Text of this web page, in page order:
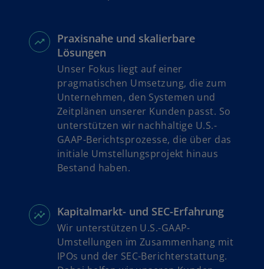
n
t
Praxisnahe und skalierbare
Lösungen
Unser Fokus liegt auf einer
pragmatischen Umsetzung, die zum
Unternehmen, den Systemen und
Zeitplänen unserer Kunden passt. So
unterstützen wir nachhaltige U.S.-
GAAP-Berichtsprozesse, die über das
initiale Umstellungsprojekt hinaus
Bestand haben.
Kapitalmarkt- und SEC-Erfahrung
Wir unterstützen U.S.-GAAP-
Umstellungen im Zusammenhang mit
IPOs und der SEC-Berichterstattung.